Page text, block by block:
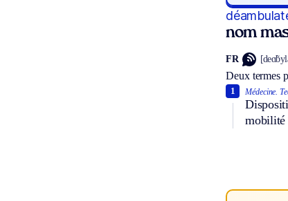
nom
FR
Deux termes
Médecine.
mobilité
1